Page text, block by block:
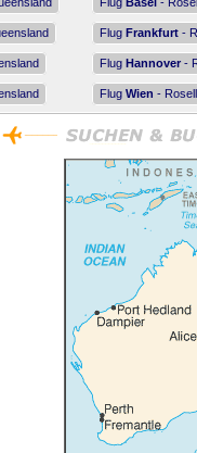
Flug Frankfurt -
Flug Hannover -
Flug Wien -